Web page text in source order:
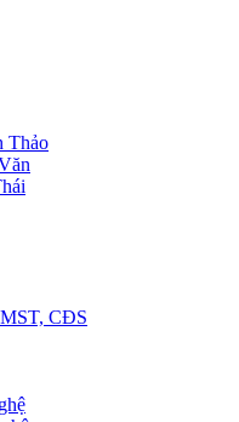
Thảo
CĐS